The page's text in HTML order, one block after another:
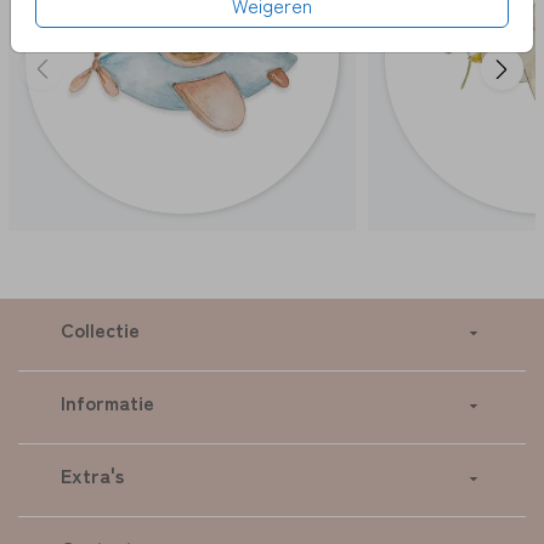
Collectie
Informatie
Extra's